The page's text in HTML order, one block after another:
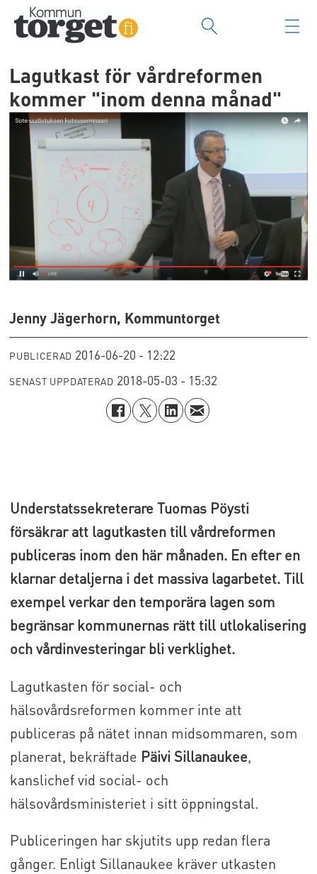
Lagutkast för vårdreformen
kommer "inom denna månad"
Jenny Jägerhorn, Kommuntorget
PUBLICERAD 2016-06-20 - 12:22
SENAST UPPDATERAD 2018-05-03 - 15:32
Understatssekreterare Tuomas Pöysti
försäkrar att lagutkasten till vårdreformen
publiceras inom den här månaden. En efter en
klarnar detaljerna i det massiva lagarbetet. Till
exempel verkar den temporära lagen som
begränsar kommunernas rätt till utlokalisering
och vårdinvesteringar bli verklighet.
Lagutkasten för social- och
hälsovårdsreformen kommer inte att
publiceras på nätet innan midsommaren, som
planerat, bekräftade Päivi Sillanaukee,
kanslichef vid social- och
hälsovårdsministeriet i sitt öppningstal.
Publiceringen har skjutits upp redan flera
gånger. Enligt Sillanaukee kräver utkasten